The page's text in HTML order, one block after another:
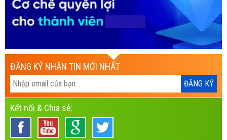
ĐĂNG KÝ NHẬN TIN MỚI NHẤT
Kết nối & Chia sẻ: